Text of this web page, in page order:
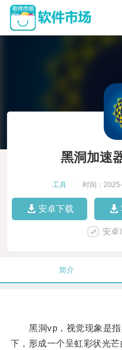
黑洞加速
工具 时间：
安卓下载
安卓
简介
黑洞vp，视觉现象是指
下，形成一个呈虹彩状光芒